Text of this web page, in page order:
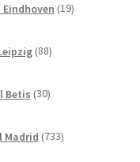
Eindhoven 19izdelkov
88izdelkov
Betis 30izdelkov
Madrid 733izdelkov